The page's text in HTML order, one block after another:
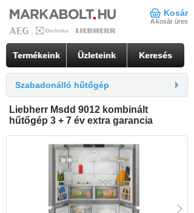
Kosár
A kosár üres
Termékeink Üzleteink Keresés
Szabadonálló hűtőgép
Liebherr Msdd 9012 kombinált
hűtőgép 3 + 7 év extra garancia